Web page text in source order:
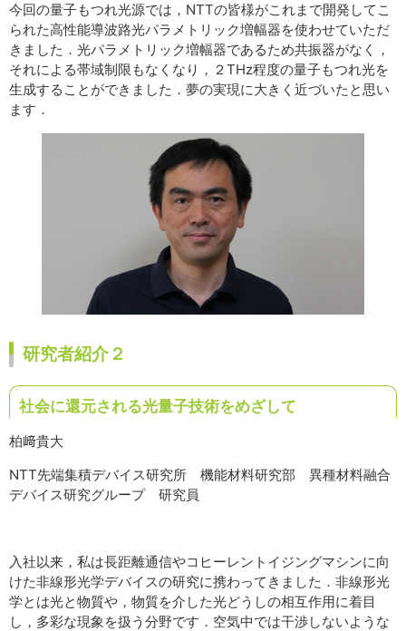
今回の量子もつれ光源では，NTTの皆様がこれまで開発してこ
られた高性能導波路光パラメトリック増幅器を使わせていただ
きました．光パラメトリック増幅器であるため共振器がなく，
それによる帯域制限もなくなり，２THz程度の量子もつれ光を
生成することができました．夢の実現に大きく近づいたと思い
ます．
研究者紹介２
社会に還元される光量子技術をめざして
柏﨑貴大
NTT先端集積デバイス研究所 機能材料研究部 異種材料融合
デバイス研究グループ 研究員
入社以来，私は長距離通信やコヒーレントイジングマシンに向
けた非線形光学デバイスの研究に携わってきました．非線形光
学とは光と物質や，物質を介した光どうしの相互作用に着目
し，多彩な現象を扱う分野です．空気中では干渉しないような